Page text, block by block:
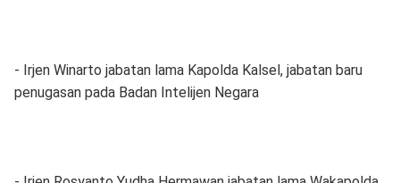
- Irjen Winarto jabatan lama Kapolda Kalsel, jabatan baru
penugasan pada Badan Intelijen Negara